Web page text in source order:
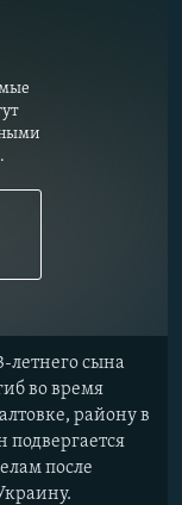
летнего сына
во время
району в
подвергается
после